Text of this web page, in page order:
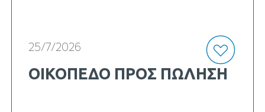
25/7/2026
ΟΙΚΟΠΕΔΟ ΠΡΟΣ ΠΏΛΗΣΗ